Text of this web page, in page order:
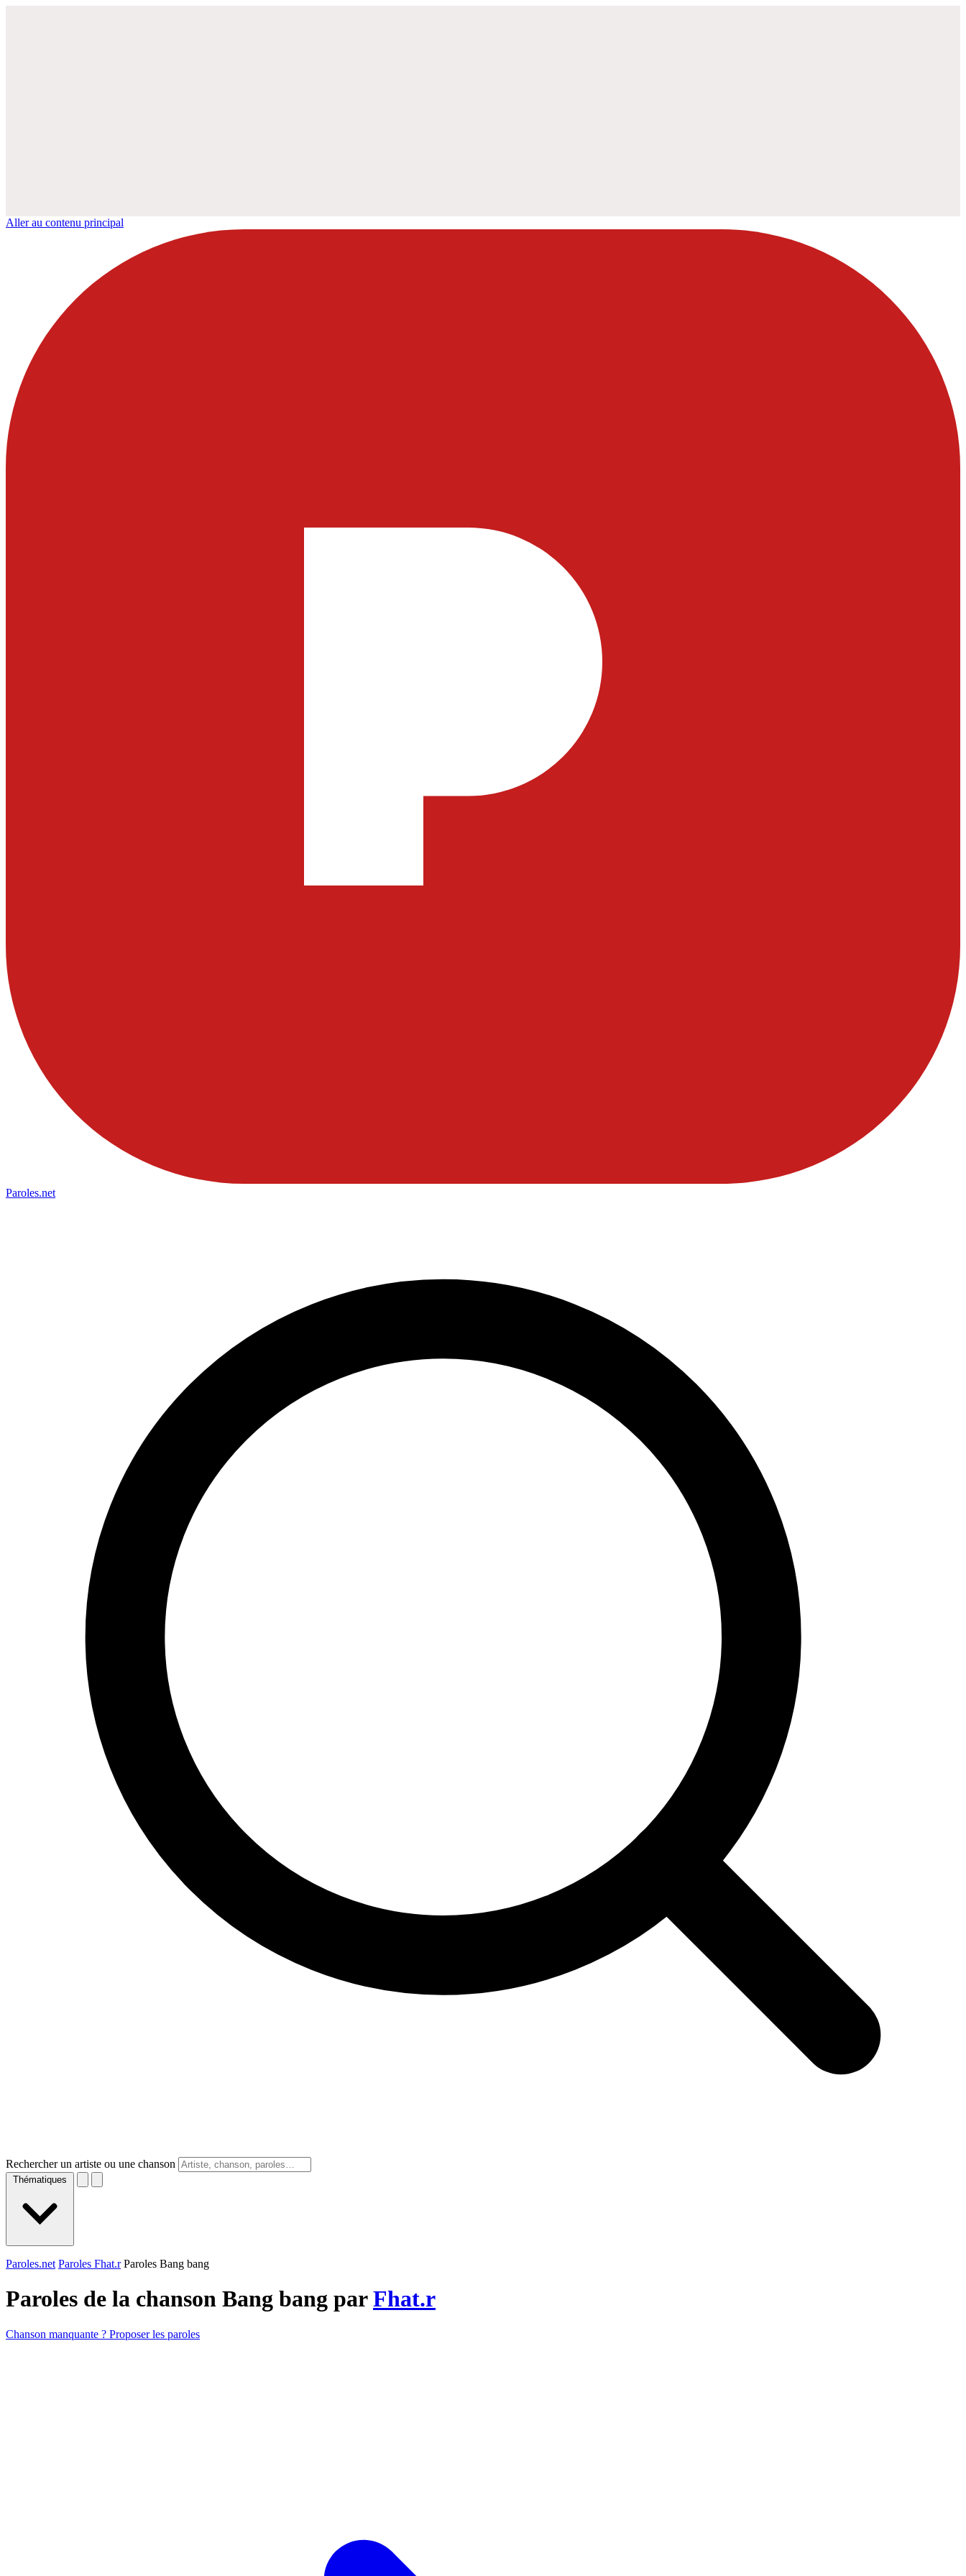
Aller au contenu principal
Paroles.net
Rechercher un artiste ou une chanson
Thématiques
Paroles.net Paroles Fhat.r Paroles Bang bang
Paroles de la chanson Bang bang parFhat.r
Chanson manquante ? Proposer les paroles